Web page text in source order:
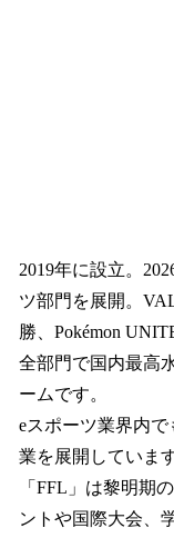
2019年に設立。
ツ部門を展開。
勝、Pokémon
全部門で国内最高
ームです。
eスポーツ業界内
業を展開していま
「FFL」は黎明期
ントや国際大会、